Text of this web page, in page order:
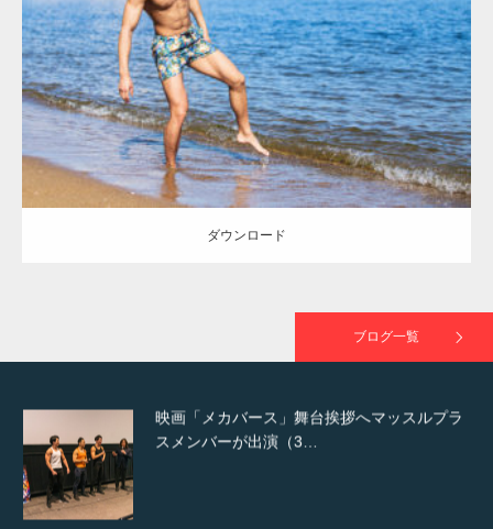
Category:海のマッチョ オレンジの人 AKIHITO(細マッチョ) 大胸筋
脚
ダウンロード
ダウンロード
ブログ一覧
TOKYO FMラジオ番組「ONE MORNING」
で紹介さ…
NHK「所さん！事件ですよ」に取材されまし
た（6/8放送）
映画「メカバース」舞台挨拶へマッスルプラ
スメンバーが出演（3…